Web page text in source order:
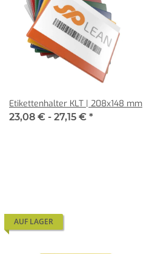
Etikettenhalter KLT | 208x148 mm
23,08 € - 27,15 € *
AUF LAGER